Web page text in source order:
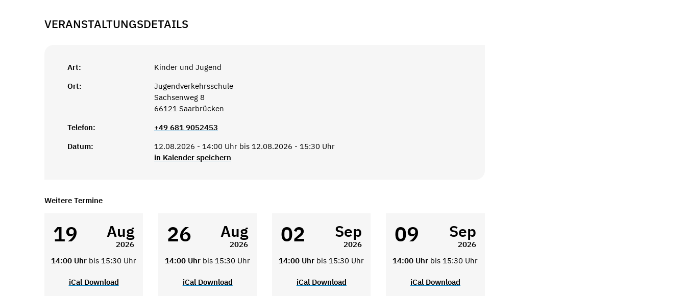
VERANSTALTUNGSDETAILS
Art:
Kinder und Jugend
Ort:
Jugendverkehrsschule
Sachsenweg 8
66121 Saarbrücken
Telefon:
+49 681 9052453
Datum:
12.08.2026 - 14:00 Uhr bis 12.08.2026 - 15:30 Uhr
in Kalender speichern
Weitere Termine
19 Aug
2026
14:00 Uhr bis 15:30 Uhr
iCal Download
26 Aug
2026
14:00 Uhr bis 15:30 Uhr
iCal Download
02 Sep
2026
14:00 Uhr bis 15:30 Uhr
iCal Download
09 Sep
2026
14:00 Uhr bis 15:30 Uhr
iCal Download